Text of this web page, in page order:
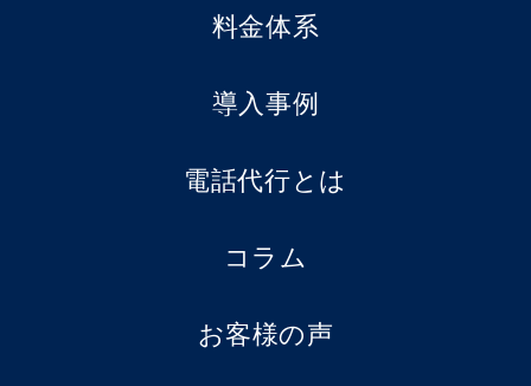
料金体系
導入事例
電話代行とは
コラム
お客様の声